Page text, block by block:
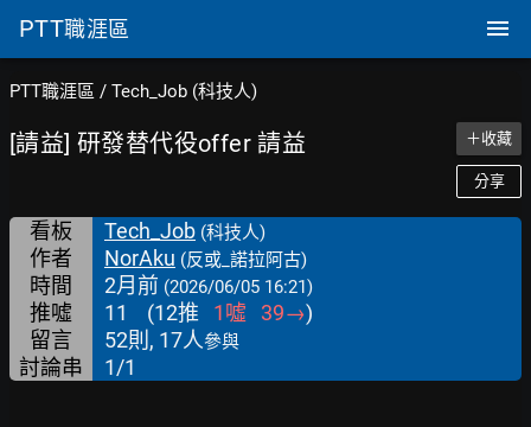
PTT職涯區
PTT職涯區 / Tech_Job (科技人)
[請益] 研發替代役offer 請益 ＋收藏
分享
看板 Tech_Job (科技人)
作者 NorAku (反或_諾拉阿古)
時間 2月前 (2026/06/05 16:21)
推噓 11 (12推 1噓 39→)
留言
52則, 17人參與
討論串 1/1